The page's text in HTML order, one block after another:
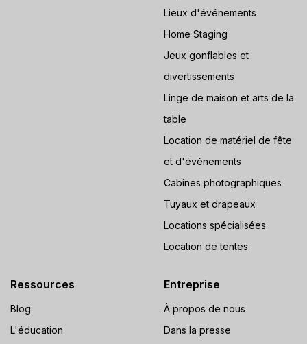
Lieux d'événements
Home Staging
Jeux gonflables et
divertissements
Linge de maison et arts de la
table
Location de matériel de fête
et d'événements
Cabines photographiques
Tuyaux et drapeaux
Locations spécialisées
Location de tentes
Ressources
Blog
L'éducation
Entreprise
À propos de nous
Dans la presse